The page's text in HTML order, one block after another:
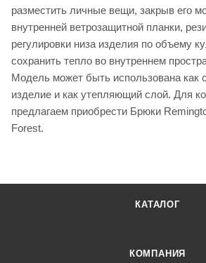
разместить личные вещи, закрыв его
внутренней ветрозащитной планки,
регулировки низа изделия по объему
сохранить тепло во внутреннем
Модель может быть использована как
изделие и как утепляющий слой. Для
предлагаем приобрести Брюки
Forest.
КАТАЛОГ
КОМПАНИЯ